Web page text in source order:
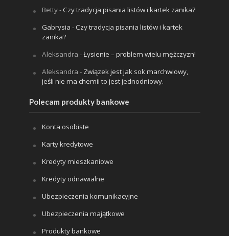
Betty-Czy tradycja pisania listów i kartek zanika?
Gabrysia -Czy tradycja pisania listów i kartek
zanika?
Aleksandra -Łysienie – problem wielu mężczyzn!
Aleksandra - Związek jest jak sok marchwiowy,
jeśli nie ma chemii to jest jednodniowy.
Polecam produkty bankowe
Konta osobiste
Karty kredytowe
Kredyty mieszkaniowe
Kredyty odnawialne
Ubezpieczenia komunikacyjne
Ubezpieczenia majątkowe
Produkty bankowe